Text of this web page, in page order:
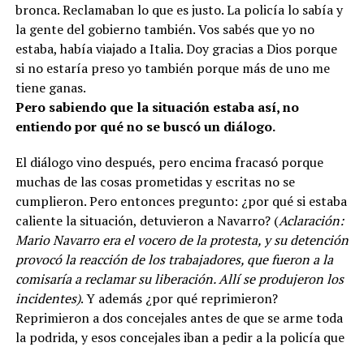
bronca. Reclamaban lo que es justo. La policía lo sabía y
la gente del gobierno también. Vos sabés que yo no
estaba, había viajado a Italia. Doy gracias a Dios porque
si no estaría preso yo también porque más de uno me
tiene ganas.
Pero sabiendo que la situación estaba así, no
entiendo por qué no se buscó un diálogo.
El diálogo vino después, pero encima fracasó porque
muchas de las cosas prometidas y escritas no se
cumplieron. Pero entonces pregunto: ¿por qué si estaba
caliente la situación, detuvieron a Navarro? (Aclaración:
Mario Navarro era el vocero de la protesta, y su detención
provocó la reacción de los trabajadores, que fueron a la
comisaría a reclamar su liberación. Allí se produjeron los
incidentes). Y además ¿por qué reprimieron?
Reprimieron a dos concejales antes de que se arme toda
la podrida, y esos concejales iban a pedir a la policía que